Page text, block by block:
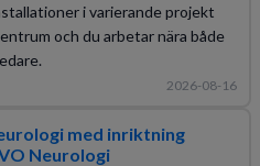
i varierande projekt
och du arbetar nära både
2026-08-16
med inriktning
Neurologi